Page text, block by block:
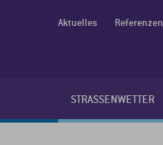
STRASSENWETTER
Aktuelles Referenzen